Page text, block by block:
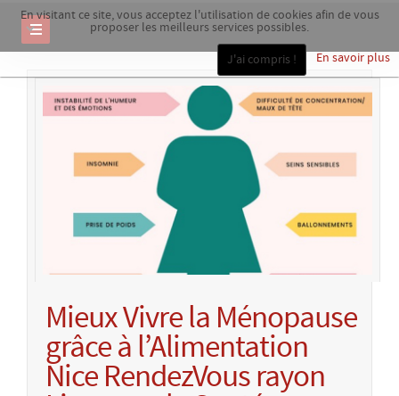
En visitant ce site, vous acceptez l'utilisation de cookies afin de vous
proposer les meilleurs services possibles.
En savoir plus
J'ai compris !
Mieux Vivre la Ménopause
grâce à l’Alimentation
Nice RendezVous rayon